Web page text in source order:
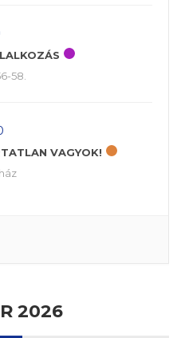
58.
VAGYOK!
2026